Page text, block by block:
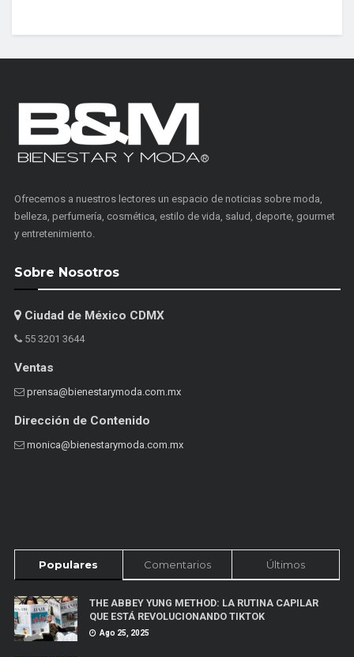
Ofrecemos a nuestros lectores un espacio de noticias sobre moda,
belleza, perfumería, cosmética, estilo de vida, salud, deporte, gourmet
y entretenimiento.
Sobre Nosotros
Ciudad de México CDMX
55 3201 3644
Ventas
prensa@bienestarymoda.com.mx
Dirección de Contenido
monica@bienestarymoda.com.mx
Populares Comentarios Últimos
THE ABBEY YUNG METHOD: LA RUTINA CAPILAR
QUE ESTÁ REVOLUCIONANDO TIKTOK
Ago 25, 2025